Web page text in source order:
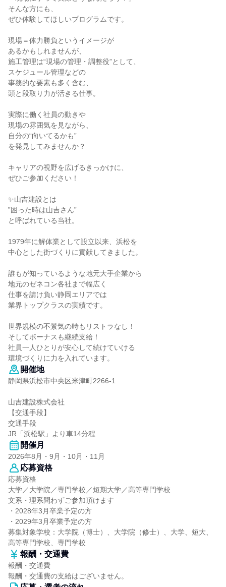
そんな方にも、
ぜひ体験してほしいプログラムです。
現場＝体力勝負というイメージが
あるかもしれませんが、
施工管理は“現場の管理・調整役”として、
スケジュール管理などの
事務的な要素も多く含む、
頭と段取り力が活きる仕事。
実際に働く社員の動きや
現場の雰囲気を見ながら、
自分の“向いてるかも”
を発見してみませんか？
キャリアの視野を広げるきっかけに、
ぜひご参加ください！
✨山吉建設とは
”困った時は山吉さん”
と呼ばれている当社。
1979年に解体業として設立以来、浜松を
中心とした街づくりに貢献してきました。
誰もが知っているような地元大手企業から
地元のゼネコン各社まで幅広く
仕事を請け負い静岡エリアでは
業界トップクラスの実績です。
世界規模の不景気の時もリストラなし！
そしてボーナスも継続支給！
社員一人ひとりが安心して続けていける
環境づくりに力を入れています。
開催地
静岡県浜松市中央区米津町2266-1
山吉建設株式会社
【交通手段】
交通手段
JR「浜松駅」より車14分程
開催月
2026年8月・9月・10月・11月
応募資格
応募資格
大学／大学院／専門学校／短期大学／高等専門学校
文系・理系問わずご参加頂けます
・2028年3月卒業予定の方
・2029年3月卒業予定の方
募集対象学校：大学院（博士）、大学院（修士）、大学、短大、
高等専門学校、専門学校
報酬・交通費
報酬・交通費
報酬・交通費の支給はございません。